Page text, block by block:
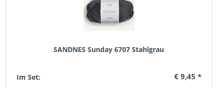
SANDNES Sunday 6707 Stahlgrau
Im Set: € 9,45 *